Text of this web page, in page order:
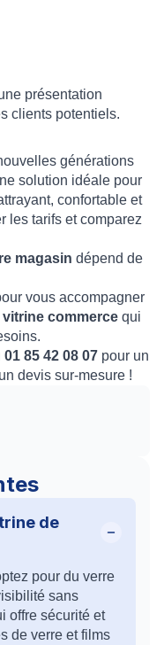
présentation
clients potentiels.
générations
solution idéale pour
confortable et
les tarifs et comparez
magasin dépend de
vous accompagner
commerce qui
01 85 42 08 07 pour un
devis sur-mesure !
de
pour du verre
sans
offre sécurité et
de verre et films